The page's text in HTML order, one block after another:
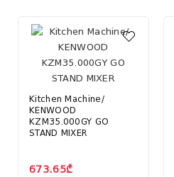
Kitchen Machine/
KENWOOD
KZM35.000GY GO
STAND MIXER
673.65₾